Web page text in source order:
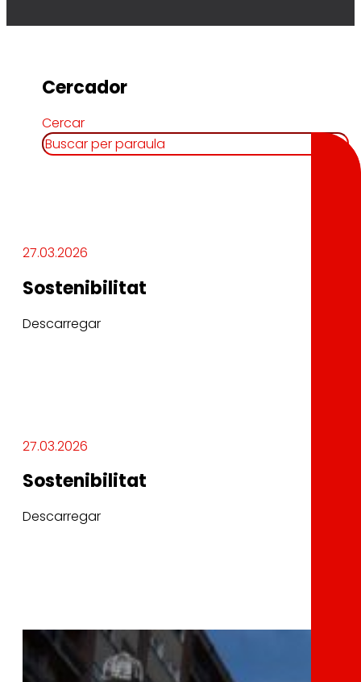
Cercador
Cercar
27.03.2026
Sostenibilitat
Descarregar
27.03.2026
Sostenibilitat
Descarregar